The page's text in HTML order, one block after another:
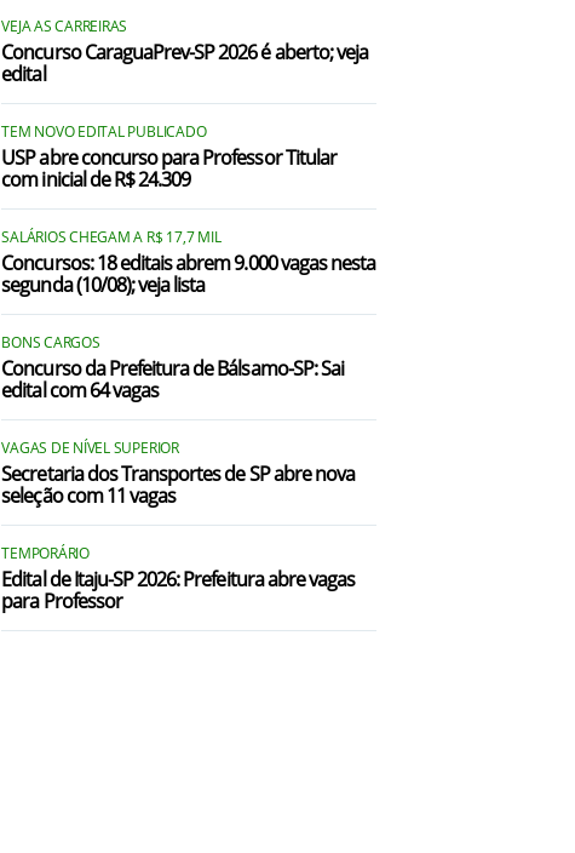
Catiguá/SP
Cravinhos/SP
Dumont/SP
Guatapará/SP
Jardinópolis/SP
Luís Antônio/SP
Nuporanga/SP
Pontal/SP
Pradópolis/SP
Ribeirão Preto/SP
Sales Oliveira/SP
Santa Cruz da Esperança/SP
Santa Rita do Passa Quatro/SP
VEJA AS CARREIRAS
Concurso CaraguaPrev-SP 2026 é aberto; veja
edital
TEM NOVO EDITAL PUBLICADO
USP abre concurso para Professor Titular
com inicial de R$ 24.309
SALÁRIOS CHEGAM A R$ 17,7 MIL
Concursos: 18 editais abrem 9.000 vagas nesta
segunda (10/08); veja lista
BONS CARGOS
Concurso da Prefeitura de Bálsamo-SP: Sai
edital com 64 vagas
VAGAS DE NÍVEL SUPERIOR
Secretaria dos Transportes de SP abre nova
seleção com 11 vagas
TEMPORÁRIO
Edital de Itaju-SP 2026: Prefeitura abre vagas
para Professor